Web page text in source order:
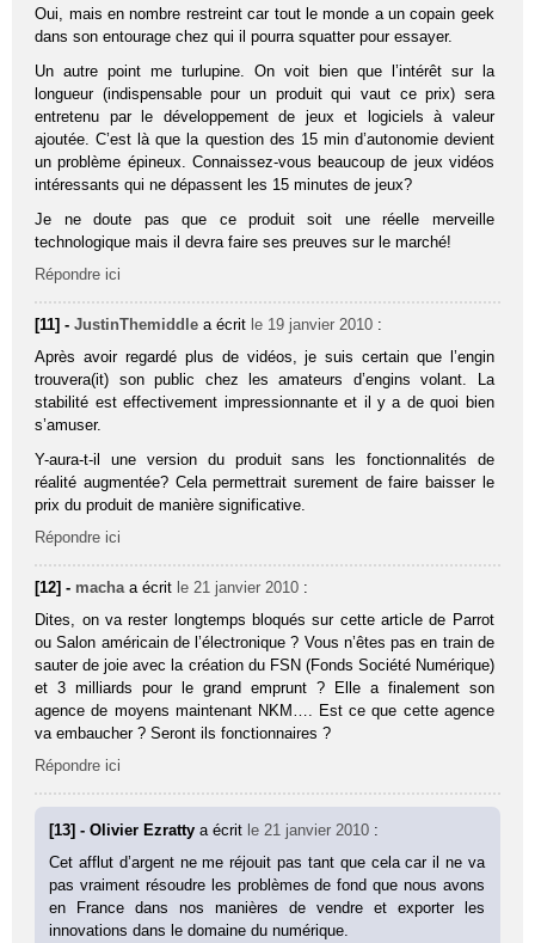
Oui, mais en nombre restreint car tout le monde a un copain geek
dans son entourage chez qui il pourra squatter pour essayer.
Un autre point me turlupine. On voit bien que l’intérêt sur la
longueur (indispensable pour un produit qui vaut ce prix) sera
entretenu par le développement de jeux et logiciels à valeur
ajoutée. C’est là que la question des 15 min d’autonomie devient
un problème épineux. Connaissez-vous beaucoup de jeux vidéos
intéressants qui ne dépassent les 15 minutes de jeux?
Je ne doute pas que ce produit soit une réelle merveille
technologique mais il devra faire ses preuves sur le marché!
Répondre ici
[11] -JustinThemiddle a écrit le 19 janvier 2010 :
Après avoir regardé plus de vidéos, je suis certain que l’engin
trouvera(it) son public chez les amateurs d’engins volant. La
stabilité est effectivement impressionnante et il y a de quoi bien
s’amuser.
Y-aura-t-il une version du produit sans les fonctionnalités de
réalité augmentée? Cela permettrait surement de faire baisser le
prix du produit de manière significative.
Répondre ici
[12] - macha a écrit le 21 janvier 2010 :
Dites, on va rester longtemps bloqués sur cette article de Parrot
ou Salon américain de l’électronique ? Vous n’êtes pas en train de
sauter de joie avec la création du FSN (Fonds Société Numérique)
et 3 milliards pour le grand emprunt ? Elle a finalement son
agence de moyens maintenant NKM…. Est ce que cette agence
va embaucher ? Seront ils fonctionnaires ?
Répondre ici
[13] - Olivier Ezrattya écrit le 21 janvier 2010 :
Cet afflut d’argent ne me réjouit pas tant que cela car il ne va
pas vraiment résoudre les problèmes de fond que nous avons
en France dans nos manières de vendre et exporter les
innovations dans le domaine du numérique.